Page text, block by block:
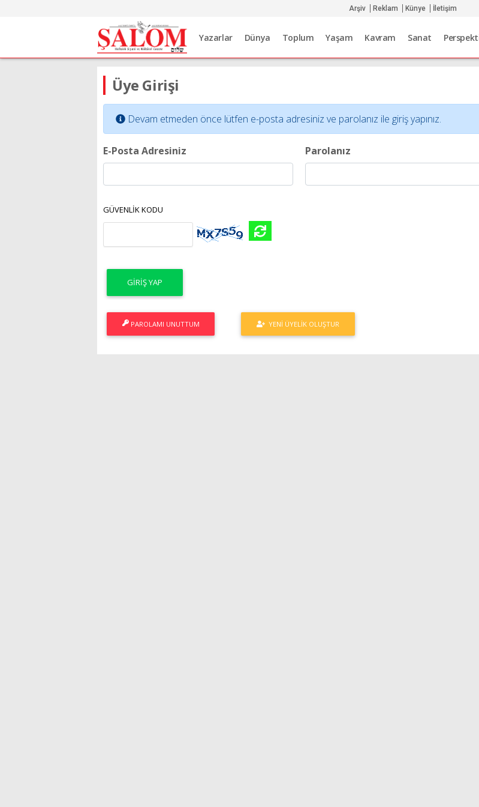
Arşiv Reklam Künye İletişim
Yazarlar Dünya Toplum Yaşam Kavram Sanat
Üye Girişi
Devam etmeden önce lütfen e-posta adresiniz ve parolanız ile giriş yapınız.
E-Posta Adresiniz Parolanız
GÜVENLİK KODU
PAROLAMI UNUTTUM YENI ÜYELIK OLUŞTUR